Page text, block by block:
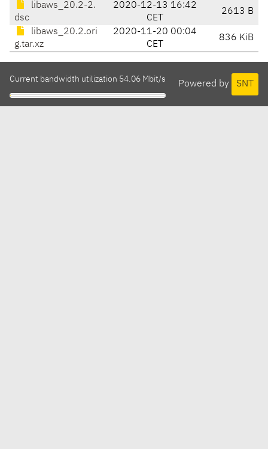
libaws_20.2-2.
dsc
2020-12-13 16:42
CET
2613 B
libaws_20.2.ori
g.tar.xz
2020-11-20 00:04
CET
836 KiB
Powered by SNT
Current bandwidth utilization 54.06 Mbit/s